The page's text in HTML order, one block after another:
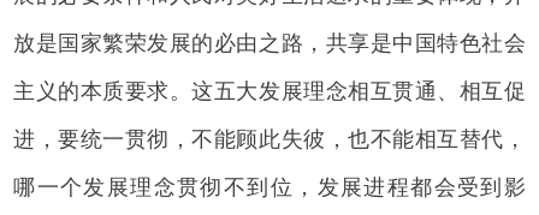
放是国家繁荣发展的必由之路，共享是中国特色社会
主义的本质要求。这五大发展理念相互贯通、相互促
进，要统一贯彻，不能顾此失彼，也不能相互替代，
哪一个发展理念贯彻不到位，发展进程都会受到影